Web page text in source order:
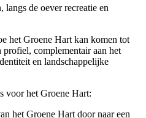
het Groene Hart kan komen tot
profiel, complementair aan het
en landschappelijke
voor het Groene Hart:
het Groene Hart door naar een